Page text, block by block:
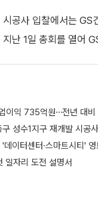
공사 입찰에서는
난 1일 총회를 열어
이익 735억원⋯전년 대
성수1지구 재개발 시공
이터센터·스마트시티'
일자리 도전 설명서